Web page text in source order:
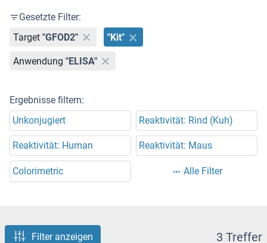
Gesetzte Filter:
Target "GFOD2" "Kit"
Anwendung "ELISA"
Ergebnisse filtern:
Unkonjugiert
Reaktivität: Rind (Kuh)
Reaktivität: Human Reaktivität: Maus
Colorimetric Alle Filter
Filter anzeigen 3 Treffer